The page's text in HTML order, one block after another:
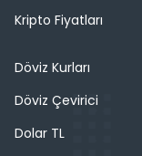
Kripto Fiyatları
Döviz Kurları
Döviz Çevirici
Dolar TL